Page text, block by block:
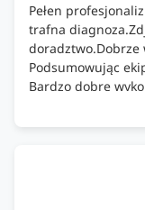
Pełen
trafna
doradztwo.Dobrze
Podsumowując
Bardzo dobre